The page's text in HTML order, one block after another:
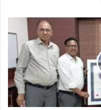
चिकित्साकर्मियों के रिक्त पदों पर
निर्देश दिए गए।
कृषि विभाग के अधिकारियों ने
23 इकाईयों ने काम प्रारंभ कर
से अधिक पेंट का उत्पादन किया जा
विक्रय भी हुआ है। इससे करीब 60